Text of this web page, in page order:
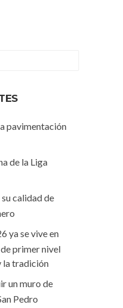
pavimentación
de la Liga
calidad de
ya se vive en
primer nivel
la tradición
un muro de
Pedro